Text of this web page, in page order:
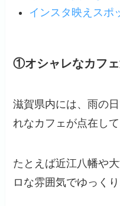
インスタ映えスポ
①オシャレなカフェ
滋賀県内には、雨の
れなカフェが点在して
たとえば近江八幡や
ロな雰囲気でゆっく